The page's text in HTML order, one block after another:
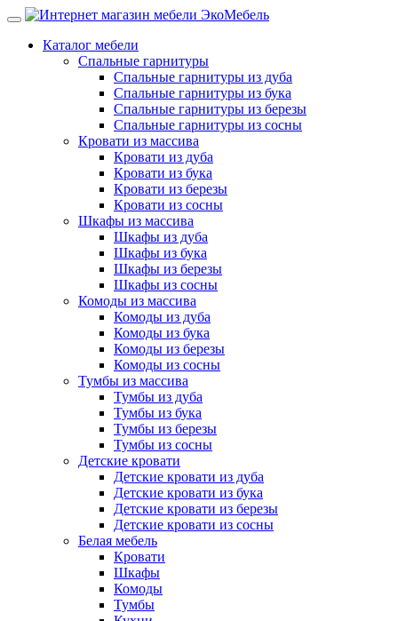
Каталог мебели
Спальные гарнитуры
Спальные гарнитуры из дуба
Спальные гарнитуры из бука
Спальные гарнитуры из березы
Спальные гарнитуры из сосны
Кровати из массива
Кровати из дуба
Кровати из бука
Кровати из березы
Кровати из сосны
Шкафы из массива
Шкафы из дуба
Шкафы из бука
Шкафы из березы
Шкафы из сосны
Комоды из массива
Комоды из дуба
Комоды из бука
Комоды из березы
Комоды из сосны
Тумбы из массива
Тумбы из дуба
Тумбы из бука
Тумбы из березы
Тумбы из сосны
Детские кровати
Детские кровати из дуба
Детские кровати из бука
Детские кровати из березы
Детские кровати из сосны
Белая мебель
Кровати
Шкафы
Комоды
Тумбы